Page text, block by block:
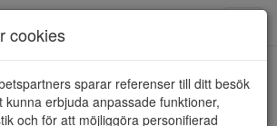
cookies
sparar referenser till ditt besök
erbjuda anpassade funktioner,
och för att möjliggöra personifierad